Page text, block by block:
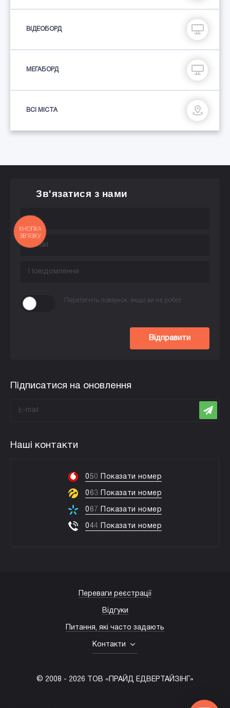
ВІДЕОБОРД
МЕГАБОРД
ВСІ МІСТА
Зв'язатися з нами
Перетягніть повзунок, якщо ви не робот
Відправити
Підписатися на оновлення
Наші контакти
050 Показати номер
063 Показати номер
06 7 Показати номер
044 Показати номер
© 2008 - 2026 ТОВ «ПРАЙД ЕДВЕРТАЙЗІНГ»
Переваги реєстрації
Відгуки
Питання, які часто задають
Контакти
КНОПКА
ЗВ'ЯЗКУ